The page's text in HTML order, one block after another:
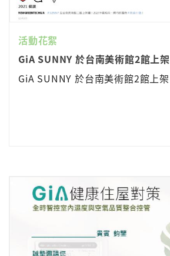
活動花絮
GiA SUNNY 於台南美術館2館上架
GiA SUNNY 於台南美術館2館上架